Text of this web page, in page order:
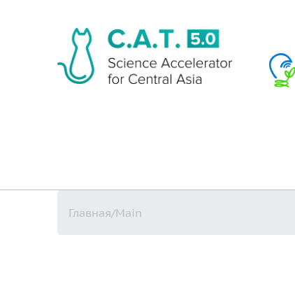
Главная/Main